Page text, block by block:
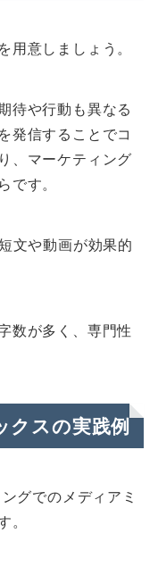
用意しましょう。
待や行動も異なる
発信することでコ
、マーケティング
です。
文や動画が効果的
数が多く、専門性
スの実践例
グでのメディアミ
。